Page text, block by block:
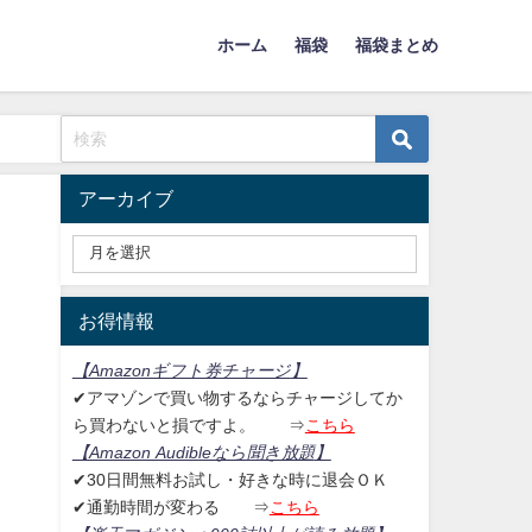
ホーム 福袋 福袋まとめ
アーカイブ
お得情報
【Amazonギフト券チャージ】
✔アマゾンで買い物するならチャージしてか
ら買わないと損ですよ。
⇒ こちら
【Amazon Audibleなら聞き放題】
✔30日間無料お試し・好きな時に退会ＯＫ
✔通勤時間が変わる ⇒ こちら